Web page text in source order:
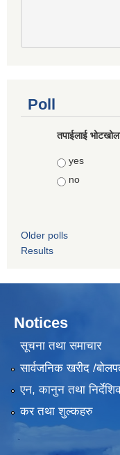
Poll
तपाईलाई
Choices
yes
no
Older polls
Results
Notices
सूचना तथा समाचार
सार्वजनिक खरीद /
एन, कानुन तथा
कर तथा शुल्कहरु